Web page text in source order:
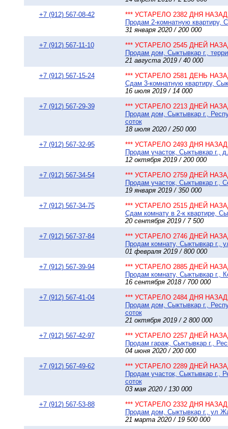
+7 (912) 567-08-42
*** УСТАРЕЛО 2382 ДНЯ НАЗАД
Продам 2-комнатную квартиру,
31 января 2020 / 200 000
+7 (912) 567-11-10
*** УСТАРЕЛО 2545 ДНЕЙ
Продам дом, Сыктывкар г.,
21 августа 2019 / 40 000
+7 (912) 567-15-24
*** УСТАРЕЛО 2581 ДЕНЬ
Сдам 3-комнатную квартиру,
16 июля 2019 / 14 000
+7 (912) 567-29-39
*** УСТАРЕЛО 2213 ДНЕЙ
Продам дом, Сыктывкар г.,
соток
18 июля 2020 / 250 000
+7 (912) 567-32-95
*** УСТАРЕЛО 2493 ДНЯ НАЗАД
Продам участок, Сыктывкар г.,
12 октября 2019 / 200 000
+7 (912) 567-34-54
*** УСТАРЕЛО 2759 ДНЕЙ
Продам участок, Сыктывкар г.,
19 января 2019 / 350 000
+7 (912) 567-34-75
*** УСТАРЕЛО 2515 ДНЕЙ
Сдам комнату в 2-к квартире,
20 сентября 2019 / 7 500
+7 (912) 567-37-84
*** УСТАРЕЛО 2746 ДНЕЙ
Продам комнату, Сыктывкар г.,
01 февраля 2019 / 800 000
+7 (912) 567-39-94
*** УСТАРЕЛО 2885 ДНЕЙ
Продам комнату, Сыктывкар г.,
16 сентября 2018 / 700 000
+7 (912) 567-41-04
*** УСТАРЕЛО 2484 ДНЯ НАЗАД
Продам дом, Сыктывкар г.,
соток
21 октября 2019 / 2 800 000
+7 (912) 567-42-97
*** УСТАРЕЛО 2257 ДНЕЙ
Продам гараж, Сыктывкар г.,
04 июня 2020 / 200 000
+7 (912) 567-49-62
*** УСТАРЕЛО 2289 ДНЕЙ
Продам участок, Сыктывкар г.,
соток
03 мая 2020 / 130 000
+7 (912) 567-53-88
*** УСТАРЕЛО 2332 ДНЯ НАЗАД
Продам дом, Сыктывкар г., ул
21 марта 2020 / 19 500 000